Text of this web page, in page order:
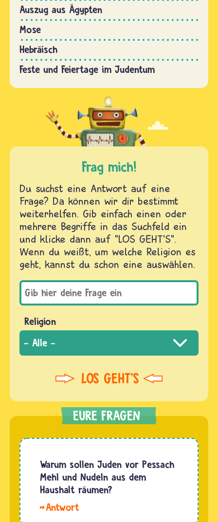
Auszug aus Ägypten
Mose
Hebräisch
Feste und Feiertage im Judentum
Frag mich!
Du suchst eine Antwort auf eine
Frage? Da können wir dir bestimmt
weiterhelfen. Gib einfach einen oder
mehrere Begriffe in das Suchfeld ein
und klicke dann auf "LOS GEHT'S".
Wenn du weißt, um welche Religion es
geht, kannst du schon eine auswählen.
Religion
Warum sollen Juden vor Pessach
Mehl und Nudeln aus dem
Haushalt räumen?